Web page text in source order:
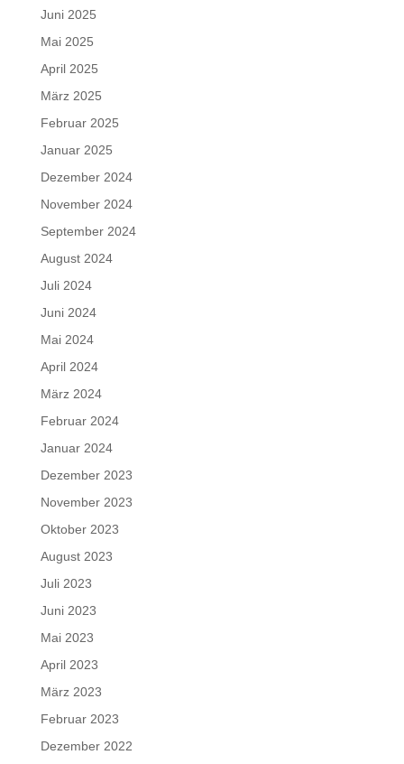
Juni 2025
Mai 2025
April 2025
März 2025
Februar 2025
Januar 2025
Dezember 2024
November 2024
September 2024
August 2024
Juli 2024
Juni 2024
Mai 2024
April 2024
März 2024
Februar 2024
Januar 2024
Dezember 2023
November 2023
Oktober 2023
August 2023
Juli 2023
Juni 2023
Mai 2023
April 2023
März 2023
Februar 2023
Dezember 2022